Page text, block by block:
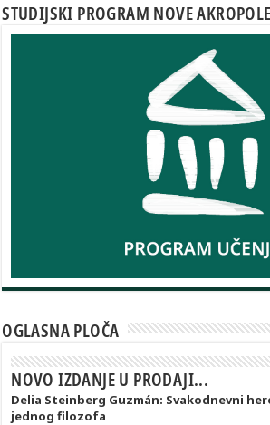
STUDIJSKI PROGRAM NOVE AKROPOLE
OGLASNA PLOČA
NOVO IZDANJE U PRODAJI...
Delia Steinberg Guzmán: Svakodnevni
jednog filozofa